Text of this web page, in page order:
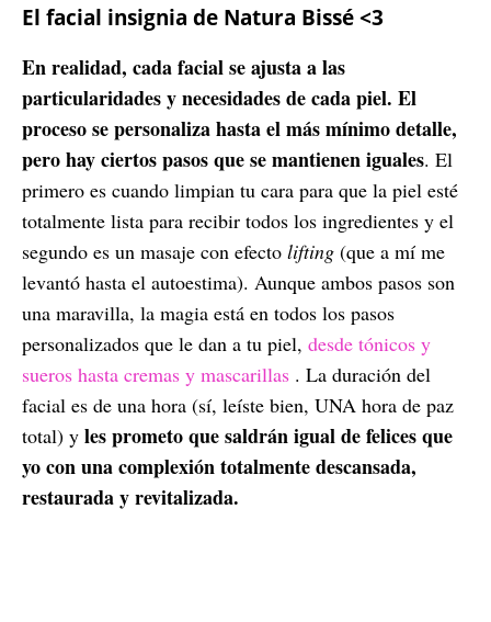
El facial insignia de Natura Bissé <3
En realidad, cada facial se ajusta a las
particularidades y necesidades de cada piel. El
proceso se personaliza hasta el más mínimo detalle,
pero hay ciertos pasos que se mantienen iguales. El
primero es cuando limpian tu cara para que la piel esté
totalmente lista para recibir todos los ingredientes y el
segundo es un masaje con efecto lifting (que a mí me
levantó hasta el autoestima). Aunque ambos pasos son
una maravilla, la magia está en todos los pasos
personalizados que le dan a tu piel, desde tónicos y
sueros hasta cremas y mascarillas . La duración del
facial es de una hora (sí, leíste bien, UNA hora de paz
total) y les prometo que saldrán igual de felices que
yo con una complexión totalmente descansada,
restaurada y revitalizada.